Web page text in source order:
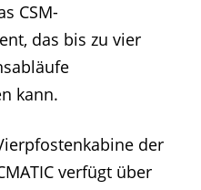
CSM-
das bis zu vier
kann.
der
verfügt über